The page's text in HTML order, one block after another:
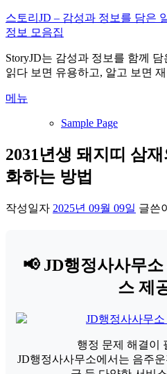
내
용
로
바
가
스토리JD – 감성과 정보를 담은
정보 모음집
StoryJD는 감성과 정보를 함께
읽다 보면 유용하고, 알고 보면
메뉴
Sample Page
2031년생 돼지띠 삼
화하는 방법
작성일자 2025년 09월 09일 글쓴
📢 JD행정사사무소
스 제
행정 문제 해결이
JD행정사사무소에서는 음주